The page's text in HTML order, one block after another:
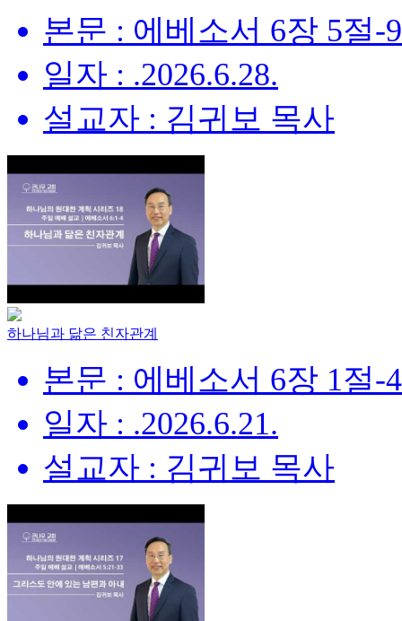
본문 : 에베소서 6장 5절-
일자 : .2026.6.28.
설교자 : 김귀보 목사
하나님과 닮은 친자관계
본문 : 에베소서 6장 1절-
일자 : .2026.6.21.
설교자 : 김귀보 목사